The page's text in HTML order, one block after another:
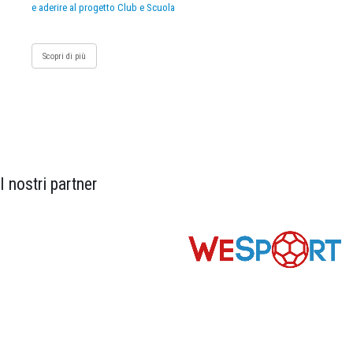
e aderire al progetto Club e Scuola
Scopri di più
I nostri partner